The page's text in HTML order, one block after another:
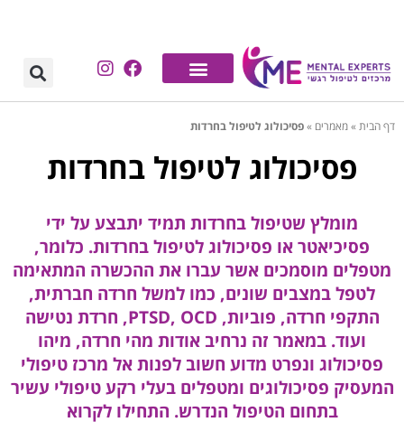
דף הבית»מאמרים »פסיכולוג לטיפול בחרדות
פסיכולוג לטיפול בחרדות
מומלץ שטיפול בחרדות תמיד יתבצע על ידי
פסיכיאטר או פסיכולוג לטיפול בחרדות. כלומר,
מטפלים מוסמכים אשר עברו את ההכשרה המתאימה
לטפל במצבים שונים, כמו למשל חרדה חברתית,
התקפי חרדה, פוביות, PTSD, OCD, חרדת נטישה
ועוד. במאמר זה נרחיב אודות מהי חרדה, מיהו
פסיכולוג ונפרט מדוע חשוב לפנות אל מרכז טיפולי
המעסיק פסיכולוגים ומטפלים בעלי רקע טיפולי עשיר
בתחום הטיפול הנדרש. התחילו לקרוא